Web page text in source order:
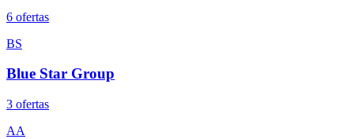
6 ofertas
BS
Blue Star Group
3 ofertas
AA